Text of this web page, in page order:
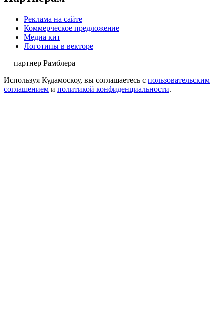
Реклама на сайте
Коммерческое предложение
Медиа кит
Логотипы в векторе
— партнер Рамблера
Используя Кудамоскоу, вы соглашаетесь с пользовательским
соглашением и политикой конфиденциальности.